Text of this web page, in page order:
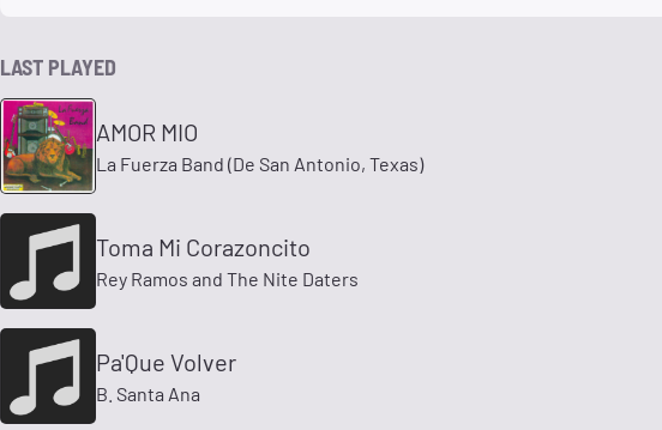
LAST PLAYED
AMOR MIO
La Fuerza Band (De San Antonio, Texas)
Toma Mi Corazoncito
Rey Ramos and The Nite Daters
Pa'Que Volver
B. Santa Ana